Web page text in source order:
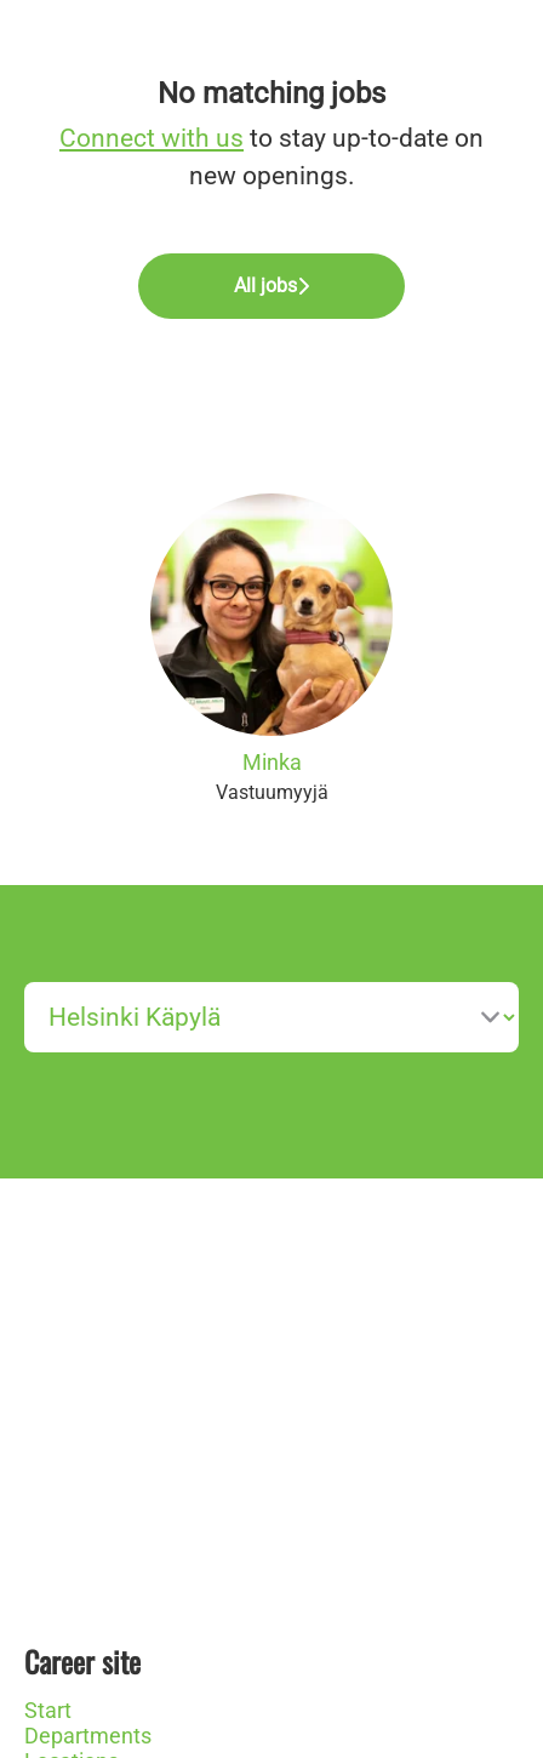
No matching jobs
Connect with us to stay up-to-date on
new openings.
All jobs
Minka
Vastuumyyjä
Career site
Start
Departments